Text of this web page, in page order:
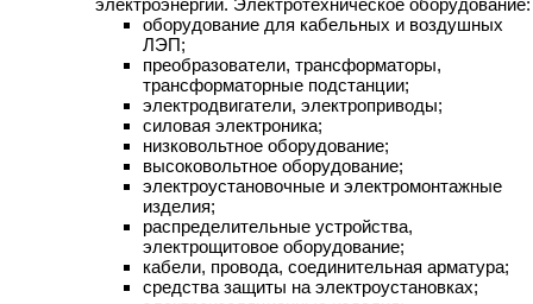
электроэнергии. Электротехническое оборудование:
оборудование для кабельных и воздушных
ЛЭП;
преобразователи, трансформаторы,
трансформаторные подстанции;
электродвигатели, электроприводы;
силовая электроника;
низковольтное оборудование;
высоковольтное оборудование;
электроустановочные и электромонтажные
изделия;
распределительные устройства,
электрощитовое оборудование;
кабели, провода, соединительная арматура;
средства защиты на электроустановках;